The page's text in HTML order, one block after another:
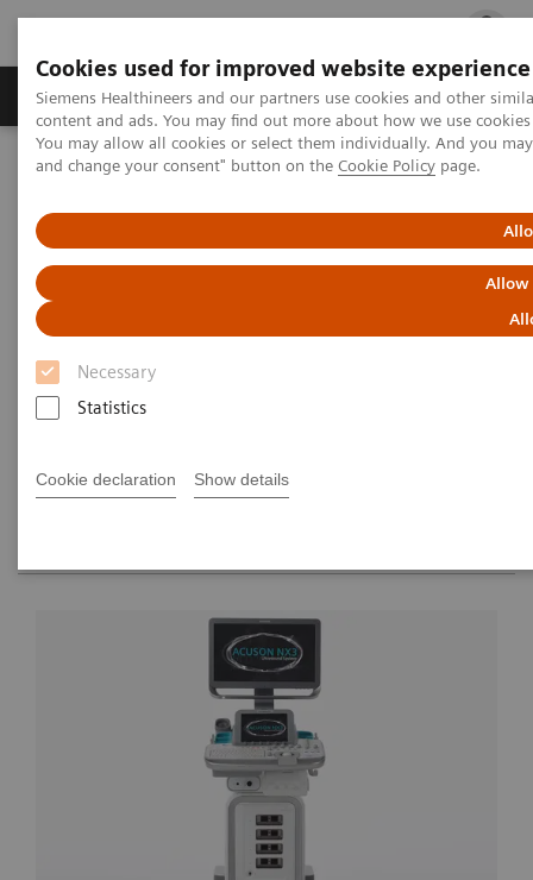
Cookies used for improved website experience
Siemens Healthineers and our partners use cookies and other
content and ads. You may find out more about how we use
You may allow all cookies or select them individually. And you
and change your consent" button on the Cookie Policy page.
Allow
Necessary
Statistics
Cookie declaration Show details
Ürün ve Hizmetler Öne Çıkanlar Sağlık
Siemens Healthineers Türkiye
Tıbbi Görüntüleme
ACUSON NX3 Ultrason Sistemi
ACUSON NX3 Ultrason Sistemi
Daha Akıllı Taramalar için.